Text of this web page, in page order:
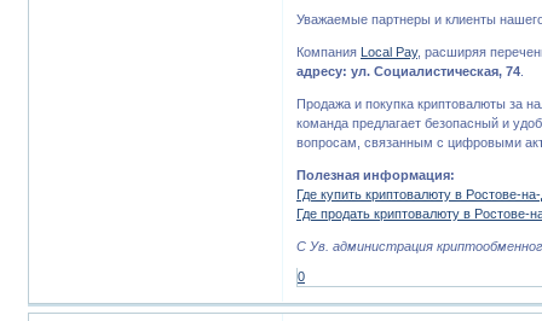
Уважаемые партнеры и клиенты
Компания Local Pay, расширяя
адресу: ул. Социалистическая, 74
Продажа и покупка криптовалюты за
команда предлагает безопасный и
вопросам, связанным с цифровыми
Полезная информация:
Где купить криптовалюту в Ростове-
Где продать криптовалюту в
С Ув. администрация
0